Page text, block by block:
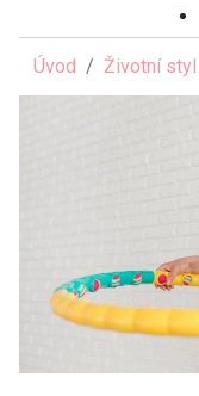
Úvod Životní styl